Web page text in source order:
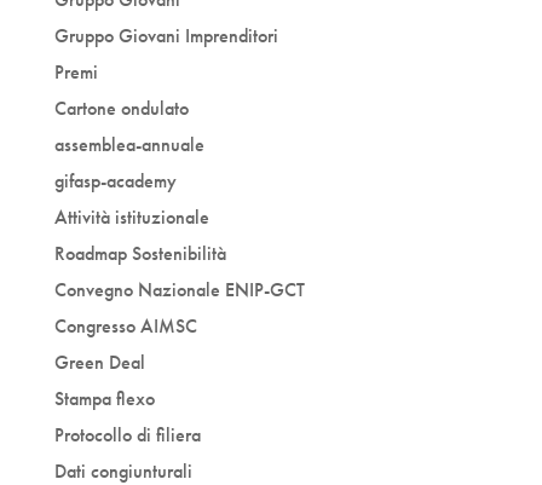
Gruppo Giovani Imprenditori
Premi
Cartone ondulato
assemblea-annuale
gifasp-academy
Attività istituzionale
Roadmap Sostenibilità
Convegno Nazionale ENIP-GCT
Congresso AIMSC
Green Deal
Stampa flexo
Protocollo di filiera
Dati congiunturali